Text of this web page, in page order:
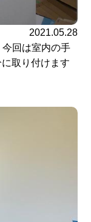
2021.05.28
回は室内の手
取り付けます